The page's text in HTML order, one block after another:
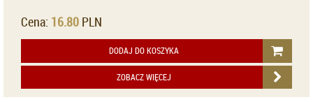
Cena: 16.80 PLN
DODAJ DO KOSZYKA
ZOBACZ WIĘCEJ